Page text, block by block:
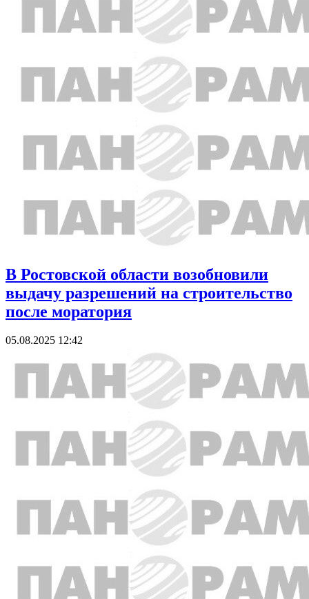
В Ростовской области возобновили
выдачу разрешений на строительство
после моратория
05.08.2025 12:42